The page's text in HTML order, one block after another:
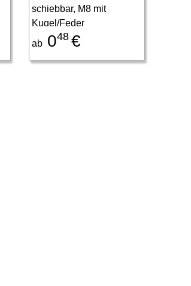
schiebbar, M8 mit
Kugel/Feder
ab048 €